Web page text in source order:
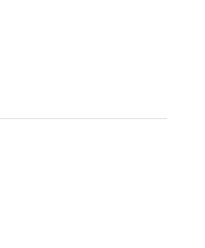
मृत्युलाई जितेको उत्सव